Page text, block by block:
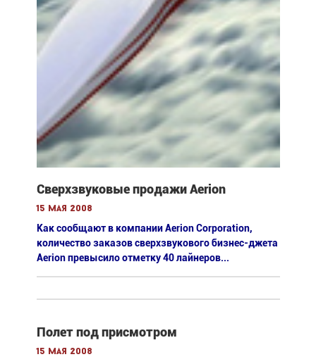
Сверхзвуковые продажи Aerion
15 мая 2008
Как сообщают в компании Aerion Corporation,
количество заказов сверхзвукового бизнес-джета
Aerion превысило отметку 40 лайнеров...
Полет под присмотром
15 мая 2008